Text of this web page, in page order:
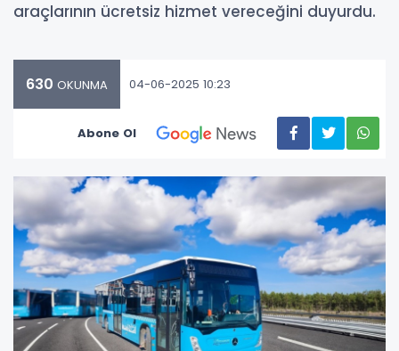
araçlarının ücretsiz hizmet vereceğini duyurdu.
630 OKUNMA 04-06-2025 10:23
Abone Ol